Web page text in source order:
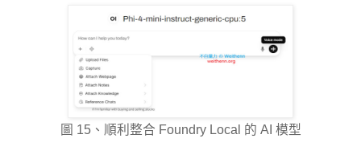
圖 15、順利整合 Foundry Local 的 AI 模型